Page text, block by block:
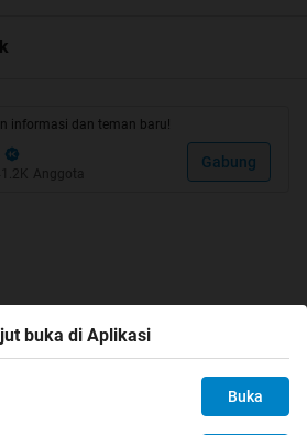
informasi dan teman baru!
Anggota
Gabung
buka di Aplikasi
Buka